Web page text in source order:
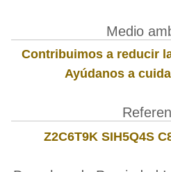
Medio
Contribuimos a reducir
Ayúdanos a
Z2C6T9K SIH5Q4S